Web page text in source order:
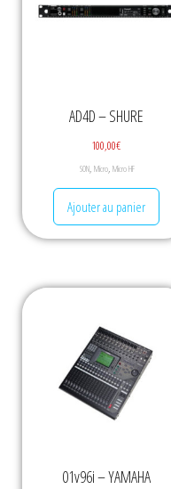
AD4D – SHURE
100,00€
SON, Micro, Micro HF
Ajouter au panier
01v96i – YAMAHA